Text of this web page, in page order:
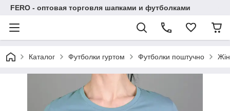
FERO - оптовая торговля шапками и футболками
Каталог Футболки гуртом Футболки поштучно